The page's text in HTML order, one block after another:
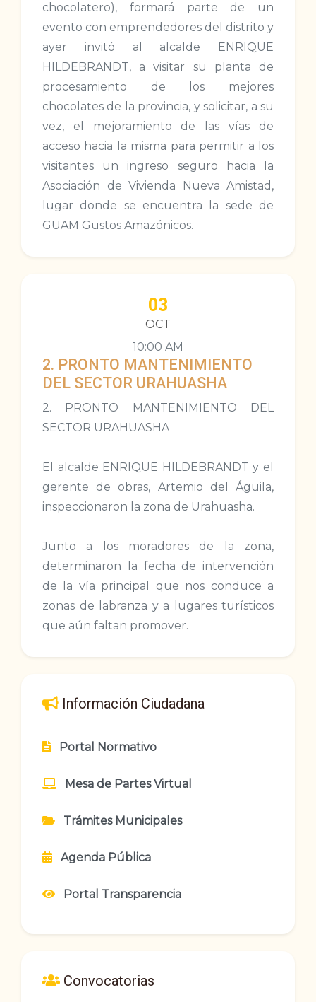
chocolatero), formará parte de un
evento con emprendedores del distrito y
ayer invitó al alcalde ENRIQUE
HILDEBRANDT, a visitar su planta de
procesamiento de los mejores
chocolates de la provincia, y solicitar, a su
vez, el mejoramiento de las vías de
acceso hacia la misma para permitir a los
visitantes un ingreso seguro hacia la
Asociación de Vivienda Nueva Amistad,
lugar donde se encuentra la sede de
GUAM Gustos Amazónicos.
03
OCT
10:00 AM
2. PRONTO MANTENIMIENTO
DEL SECTOR URAHUASHA
2. PRONTO MANTENIMIENTO DEL
SECTOR URAHUASHA
El alcalde ENRIQUE HILDEBRANDT y el
gerente de obras, Artemio del Águila,
inspeccionaron la zona de Urahuasha.
Junto a los moradores de la zona,
determinaron la fecha de intervención
de la vía principal que nos conduce a
zonas de labranza y a lugares turísticos
que aún faltan promover.
Información Ciudadana
Portal Normativo
Mesa de Partes Virtual
Trámites Municipales
Agenda Pública
Portal Transparencia
Convocatorias